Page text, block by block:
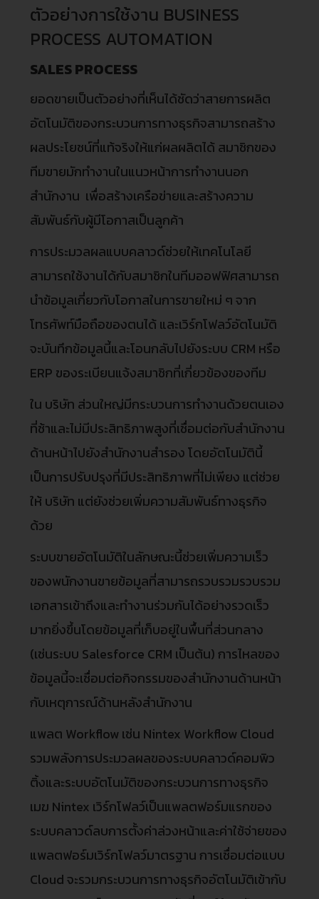
ตัวอย่างการใช้งาน BUSINESS
PROCESS AUTOMATION
SALES PROCESS
ยอดขายเป็นตัวอย่างที่เห็นได้ชัดว่าสายการผลิต
อัตโนมัติของกระบวนการทางธุรกิจสามารถสร้าง
ผลประโยชน์ที่แท้จริงให้แก่ผลผลิตได้ สมาชิกของ
ทีมขายมักทำงานในแนวหน้าการทำงานนอก
สำนักงาน เพื่อสร้างเครือข่ายและสร้างความ
สัมพันธ์กับผู้มีโอกาสเป็นลูกค้า
การประมวลผลแบบคลาวด์ช่วยให้เทคโนโลยี
สามารถใช้งานได้กับสมาชิกในทีมออฟฟิศสามารถ
นำข้อมูลเกี่ยวกับโอกาสในการขายใหม่ ๆ จาก
โทรศัพท์มือถือของตนได้ และเวิร์กโฟลว์อัตโนมัติ
จะบันทึกข้อมูลนี้และโอนกลับไปยังระบบ CRM หรือ
ERP ของระเบียนแจ้งสมาชิกที่เกี่ยวข้องของทีม
ใน บริษัท ส่วนใหญ่มีกระบวนการทำงานด้วยตนเอง
ที่ช้าและไม่มีประสิทธิภาพสูงที่เชื่อมต่อกับสำนักงาน
ด้านหน้าไปยังสำนักงานสำรอง โดยอัตโนมัตินี้
เป็นการปรับปรุงที่มีประสิทธิภาพที่ไม่เพียง แต่ช่วย
ให้ บริษัท แต่ยังช่วยเพิ่มความสัมพันธ์ทางธุรกิจ
ด้วย
ระบบขายอัตโนมัติในลักษณะนี้ช่วยเพิ่มความเร็ว
ของพนักงานขายข้อมูลที่สามารถรวบรวมรวบรวม
เอกสารเข้าถึงและทำงานร่วมกันได้อย่างรวดเร็ว
มากยิ่งขึ้นโดยข้อมูลที่เก็บอยู่ในพื้นที่ส่วนกลาง
(เช่นระบบ Salesforce CRM เป็นต้น) การไหลของ
ข้อมูลนี้จะเชื่อมต่อกิจกรรมของสำนักงานด้านหน้า
กับเหตุการณ์ด้านหลังสำนักงาน
แพลต Workflow เช่น Nintex Workflow Cloud
รวมพลังการประมวลผลของระบบคลาวด์คอมพิว
ติ้งและระบบอัตโนมัติของกระบวนการทางธุรกิจ
เมฆ Nintex เวิร์กโฟลว์เป็นแพลตฟอร์มแรกของ
ระบบคลาวด์ลบการตั้งค่าล่วงหน้าและค่าใช้จ่ายของ
แพลตฟอร์มเวิร์กโฟลว์มาตรฐาน การเชื่อมต่อแบบ
Cloud จะรวมกระบวนการทางธุรกิจอัตโนมัติเข้ากับ